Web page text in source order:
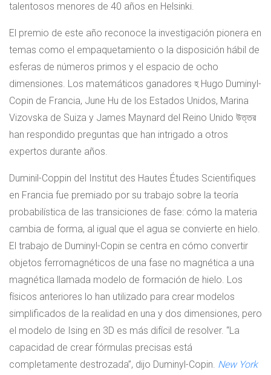
talentosos menores de 40 años en Helsinki.
El premio de este año reconoce la investigación pionera en
temas como el empaquetamiento o la disposición hábil de
esferas de números primos y el espacio de ocho
dimensiones. Los matemáticos ganadores হ Hugo Duminyl-
Copin de Francia, June Hu de los Estados Unidos, Marina
Vizovska de Suiza y James Maynard del Reino Unido উত্তর
han respondido preguntas que han intrigado a otros
expertos durante años.
Duminil-Coppin del Institut des Hautes Études Scientifiques
en Francia fue premiado por su trabajo sobre la teoría
probabilística de las transiciones de fase: cómo la materia
cambia de forma, al igual que el agua se convierte en hielo.
El trabajo de Duminyl-Copin se centra en cómo convertir
objetos ferromagnéticos de una fase no magnética a una
magnética llamada modelo de formación de hielo. Los
físicos anteriores lo han utilizado para crear modelos
simplificados de la realidad en una y dos dimensiones, pero
el modelo de Ising en 3D es más difícil de resolver. “La
capacidad de crear fórmulas precisas está
completamente destrozada”, dijo Duminyl-Copin. New York